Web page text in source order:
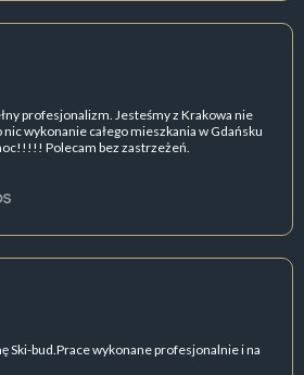
profesjonalizm. Jesteśmy z Krakowa nie
wykonanie całego mieszkania w Gdańsku
Polecam bez zastrzeżeń.
Ski-bud.Prace wykonane profesjonalnie i na